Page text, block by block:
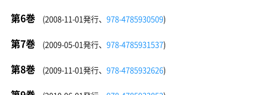
第6巻 (2008-11-01発行、 978-4785930509)
第7巻 (2009-05-01発行、 978-4785931537)
第8巻 (2009-11-01発行、 978-4785932626)